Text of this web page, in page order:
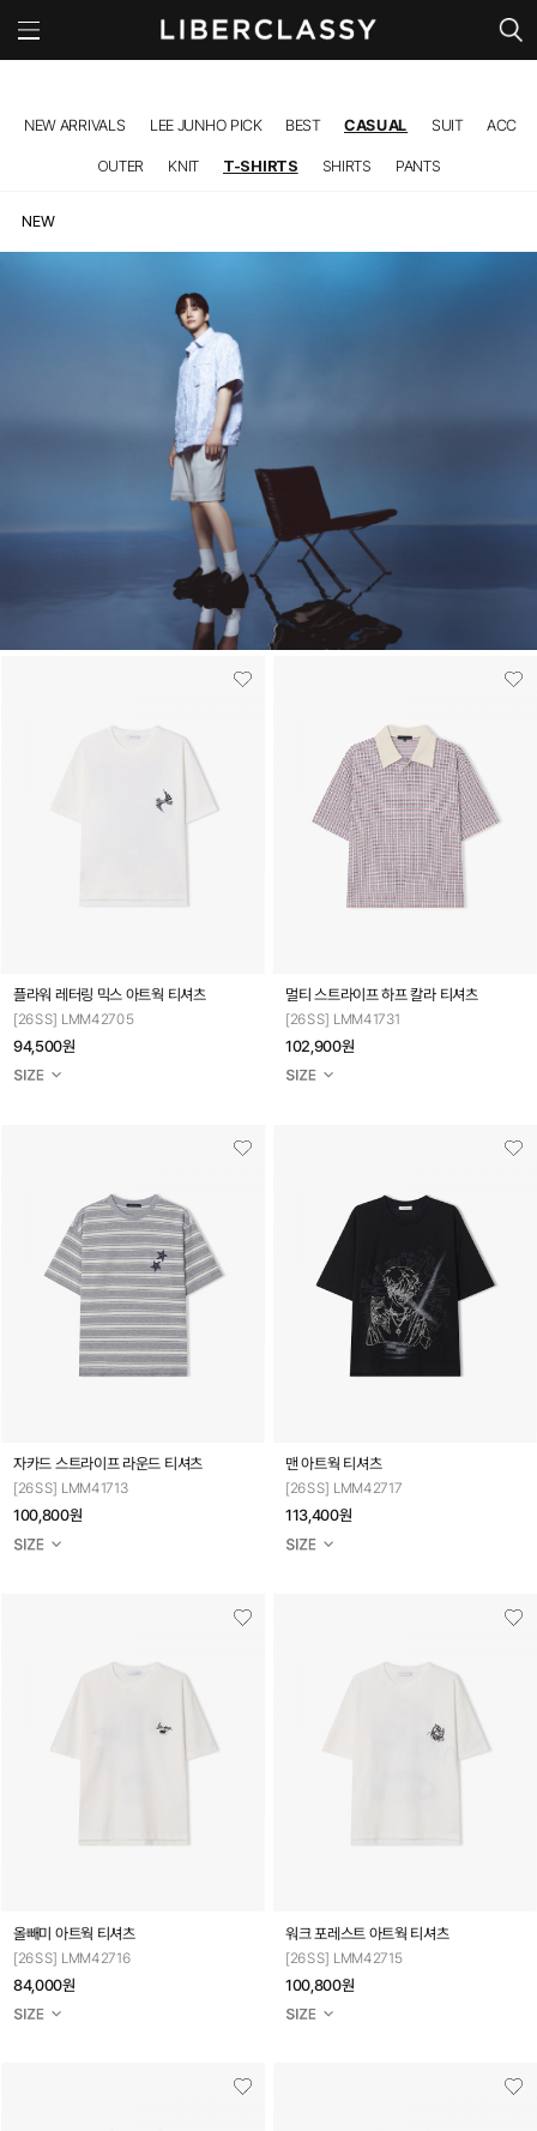
NEW ARRIVALS LEE JUNHO PICK BEST CASUAL SUIT ACC
OUTER KNIT T-SHIRTS SHIRTS PANTS
플라워 레터링 믹스 아트웍 티셔츠
[26SS] LMM42705
94,500원
멀티 스트라이프 하프 칼라 티셔츠
[26SS] LMM41731
102,900원
자카드 스트라이프 라운드 티셔츠
[26SS] LMM41713
100,800원
맨 아트웍 티셔츠
[26SS] LMM42717
113,400원
올빼미 아트웍 티셔츠
[26SS] LMM42716
84,000원
워크 포레스트 아트웍 티셔츠
[26SS] LMM42715
100,800원